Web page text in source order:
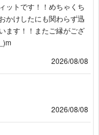
ットです！！めちゃくち
かけしたにも関わらず迅
ます！！またご縁がござ
2026/08/08
2026/08/08